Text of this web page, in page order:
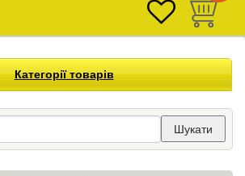
Категорії товарів
Шукати